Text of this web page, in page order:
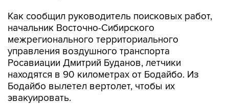
Как сообщил руководитель поисковых работ,
начальник Восточно-Сибирского
межрегионального территориального
управления воздушного транспорта
Росавиации Дмитрий Буданов, летчики
находятся в 90 километрах от Бодайбо. Из
Бодайбо вылетел вертолет, чтобы их
эвакуировать.